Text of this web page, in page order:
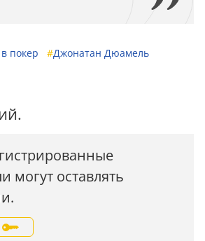
покер #Джонатан Дюамель
могут оставлять